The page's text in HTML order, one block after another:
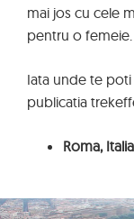
mai jos cu cele
pentru o femeie.
Iata unde te
publicatia
Roma, Italia